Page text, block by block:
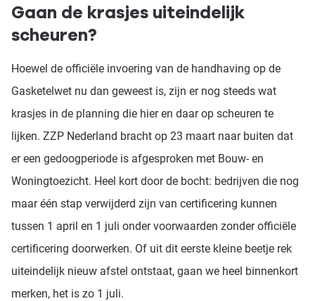
Gaan de krasjes uiteindelijk
scheuren?
Hoewel de officiële invoering van de handhaving op de
Gasketelwet nu dan geweest is, zijn er nog steeds wat
krasjes in de planning die hier en daar op scheuren te
lijken. ZZP Nederland bracht op 23 maart naar buiten dat
er een gedoogperiode is afgesproken met Bouw- en
Woningtoezicht. Heel kort door de bocht: bedrijven die nog
maar één stap verwijderd zijn van certificering kunnen
tussen 1 april en 1 juli onder voorwaarden zonder officiële
certificering doorwerken. Of uit dit eerste kleine beetje rek
uiteindelijk nieuw afstel ontstaat, gaan we heel binnenkort
merken, het is zo 1 juli.